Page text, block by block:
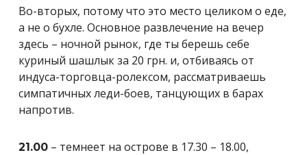
Во-вторых, потому что это место целиком о еде,
а не о бухле. Основное развлечение на вечер
здесь – ночной рынок, где ты берешь себе
куриный шашлык за 20 грн. и, отбиваясь от
индуса-торговца-ролексом, рассматриваешь
симпатичных леди-боев, танцующих в барах
напротив.
21.00 – темнеет на острове в 17.30 – 18.00,